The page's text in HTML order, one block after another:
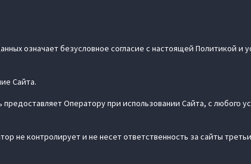
означает безусловное согласие с настоящей Политикой и
Сайта.
Оператору при использовании Сайта, с любого
не контролирует и не несет ответственность за сайты